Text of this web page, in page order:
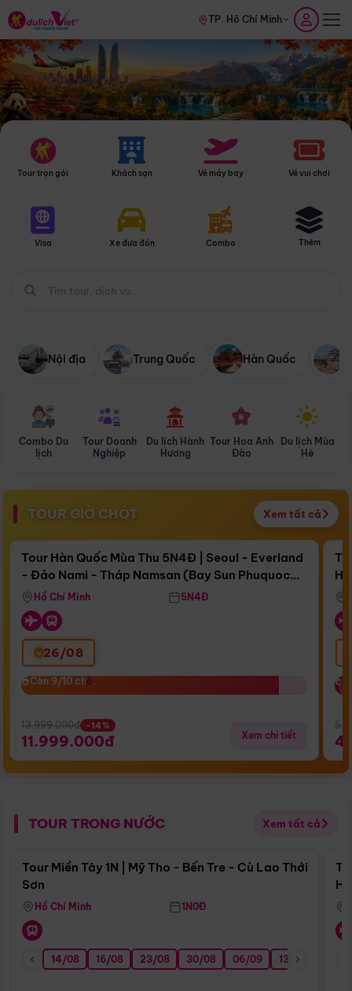
TP. Hồ Chí Minh
Tour trọn gói Khách sạn Vé máy bay Vé vui chơi
Visa Xe đưa đón Combo Thêm
Nội địa Trung Quốc Hàn Quốc
Combo Du
lịch
Tour Doanh
Nghiệp
Du lịch Hành
Hương
Tour Hoa Anh
Đào
Du lịch Mùa
Hè
TOUR GIỜ CHÓT Xem tất cả
Còn17 ngày 02:00:19
Bay Sun Phuquoc Airways
Điểm nổi bật
Tour Hàn Quốc Mùa Thu 5N4Đ | Seoul - Everland
- Đảo Nami - Tháp Namsan (Bay Sun Phuquoc
Airways)
Hồ Chí Minh 5N4Đ
26/08
Còn 9/10 chỗ
Còn 9/10 chỗ
13.999.000đ -14%
11.999.000đ Xem chi tiết
TOUR TRONG NƯỚC Xem tất cả
Điểm nổi bật
Tour Miền Tây 1N | Mỹ Tho - Bến Tre - Cù Lao Thới
Sơn
Hồ Chí Minh 1N0Đ
14/08 16/08 23/08 30/08 06/09 13/09